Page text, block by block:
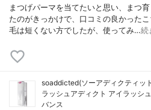
まつげパーマを当てたいと思い、まつ
たのがきっかけで、口コミの良かった
毛は短くない方でしたが、使ってみ…続
soaddicted(ソーアディクティッ
ラッシュアディクト アイラッシ
バンス